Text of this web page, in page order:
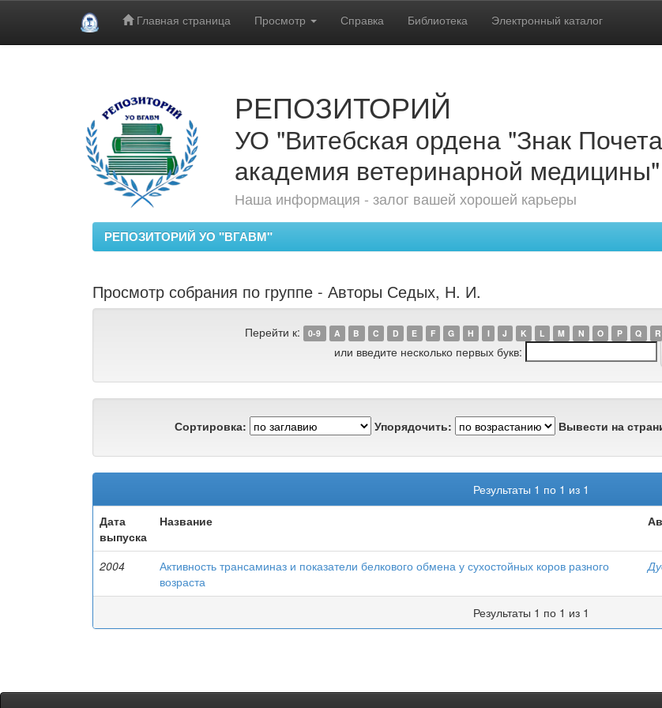
Главная страница Просмотр Справка Библиотека Электронный каталог
РЕПОЗИТОРИЙ
УО "Витебская ордена "Знак
академия ветеринарной медицины"
Наша информация - залог вашей хорошей карьеры
РЕПОЗИТОРИЙ УО "ВГАВМ"
Просмотр собрания по группе - Авторы Седых, Н. И.
Перейти к: 0-9 A B C D E F G H I J K L M N O P Q R
или введите несколько первых букв:
Сортировка: Упорядочить: Вывести на
Результаты 1 по 1 из 1
Дата
выпуска
Название
2004
Активность трансаминаз и показатели белкового обмена у сухостойных коров разного
возраста
Результаты 1 по 1 из 1